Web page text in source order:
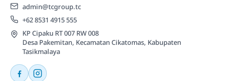
admin@tcgroup.tc
+62 8531 4915 555
KP Cipaku RT 007 RW 008
Desa Pakemitan, Kecamatan Cikatomas, Kabupaten
Tasikmalaya